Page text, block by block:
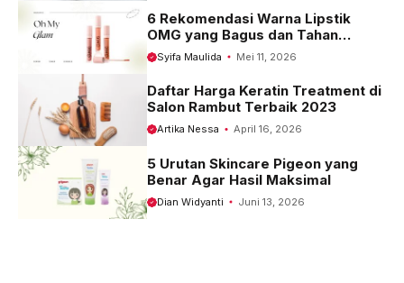
6 Rekomendasi Warna Lipstik
OMG yang Bagus dan Tahan
Seharian
Syifa Maulida Mei 11, 2026
Daftar Harga Keratin Treatment di
Salon Rambut Terbaik 2023
Artika Nessa April 16, 2026
5 Urutan Skincare Pigeon yang
Benar Agar Hasil Maksimal
Dian Widyanti Juni 13, 2026